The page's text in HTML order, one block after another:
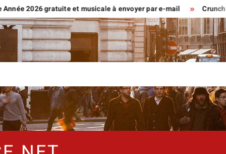
gratuite et musicale à envoyer par e-mail Crunchscan :